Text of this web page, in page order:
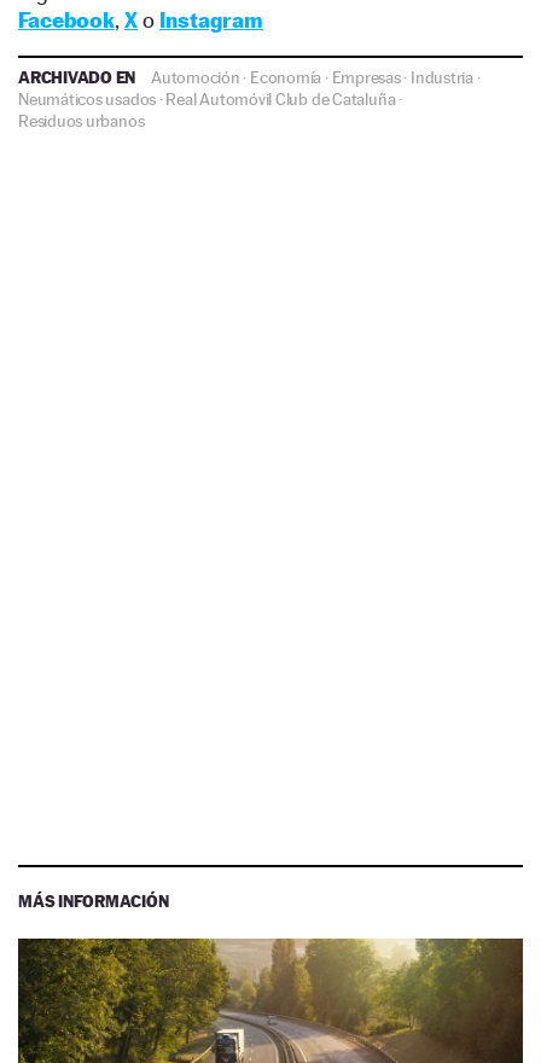
Facebook, Xo Instagram
ARCHIVADO EN Automoción · Economía · Empresas· Industria·
Neumáticos usados ·Real Automóvil Club de Cataluña·
Residuos urbanos
MÁS INFORMACIÓN